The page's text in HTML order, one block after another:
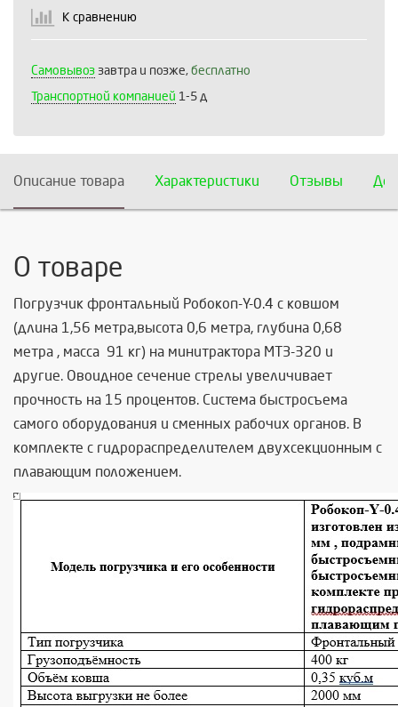
К сравнению
Самовывоз завтра и позже, бесплатно
Транспортной компанией 1-5 д
Описание товара Характеристики Отзывы
О товаре
Погрузчик фронтальный Робокоп-Y-0.4 с ковшом
(длина 1,56 метра,высота 0,6 метра, глубина 0,68
метра , масса 91 кг) на минитрактора МТЗ-320 и
другие. Овоидное сечение стрелы увеличивает
прочность на 15 процентов. Система быстросъема
самого оборудования и сменных рабочих органов. В
комплекте с гидрораспределителем двухсекционным с
плавающим положением.